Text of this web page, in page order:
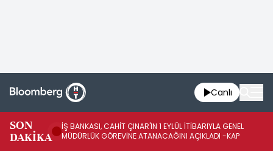
Canlı
SON
DAKİKA
İŞ BANKASI, CAHİT ÇINAR'IN 1 EYLÜL İTİBARIYLA GENEL
MÜDÜRLÜK GÖREVİNE ATANACAĞINI AÇIKLADI -KAP